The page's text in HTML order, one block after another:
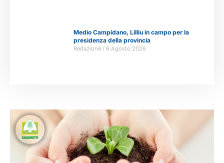
Medio Campidano, Lilliu in campo per la
presidenza della provincia
Redazione 6 Agosto 2026